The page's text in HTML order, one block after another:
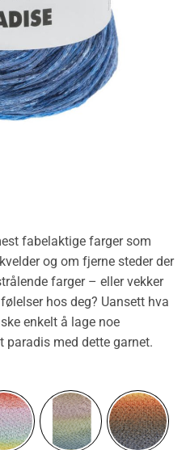
fabelaktige farger som
og om fjerne steder der
farger – eller vekker
hos deg? Uansett hva
enkelt å lage noe
med dette garnet.